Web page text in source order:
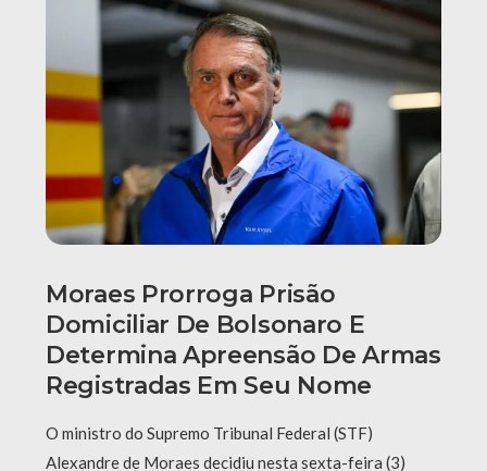
Moraes Prorroga Prisão
Domiciliar De Bolsonaro E
Determina Apreensão De Armas
Registradas Em Seu Nome
O ministro do Supremo Tribunal Federal (STF)
Alexandre de Moraes decidiu nesta sexta-feira (3)